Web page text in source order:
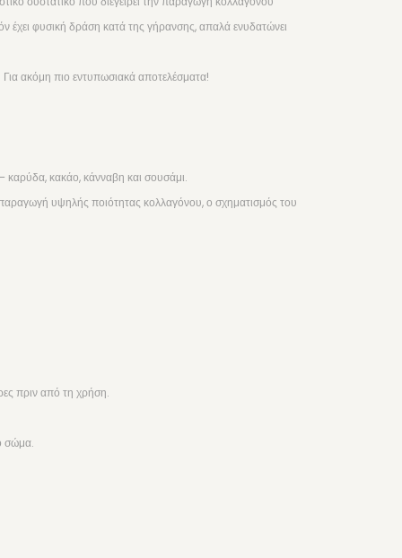
φυσική δράση κατά της γήρανσης, απαλά ενυδατώνει
ακόμη πιο εντυπωσιακά αποτελέσματα!
καρύδα, κακάο, κάνναβη και σουσάμι.
υψηλής ποιότητας κολλαγόνου, ο σχηματισμός του
πριν από τη χρήση.
σώμα.